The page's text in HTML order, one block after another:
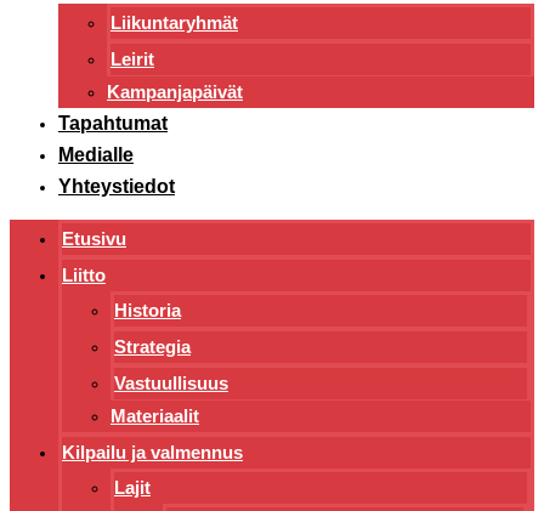
Liikuntaryhmät
Leirit
Kampanjapäivät
Tapahtumat
Medialle
Yhteystiedot
Etusivu
Liitto
Historia
Strategia
Vastuullisuus
Materiaalit
Kilpailu ja valmennus
Lajit